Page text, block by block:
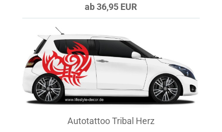
ab 36,95 EUR
Autotattoo Tribal Herz